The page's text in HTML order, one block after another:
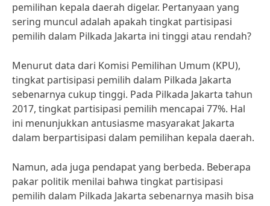
pemilihan kepala daerah digelar. Pertanyaan yang
sering muncul adalah apakah tingkat partisipasi
pemilih dalam Pilkada Jakarta ini tinggi atau rendah?
Menurut data dari Komisi Pemilihan Umum (KPU),
tingkat partisipasi pemilih dalam Pilkada Jakarta
sebenarnya cukup tinggi. Pada Pilkada Jakarta tahun
2017, tingkat partisipasi pemilih mencapai 77%. Hal
ini menunjukkan antusiasme masyarakat Jakarta
dalam berpartisipasi dalam pemilihan kepala daerah.
Namun, ada juga pendapat yang berbeda. Beberapa
pakar politik menilai bahwa tingkat partisipasi
pemilih dalam Pilkada Jakarta sebenarnya masih bisa